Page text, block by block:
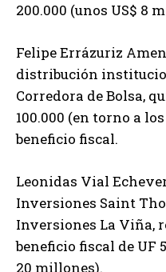
200.000 (unos US$ 8
Felipe Errázuriz
distribución
Corredora de Bolsa,
100.000 (en torno a
beneficio fiscal.
Leonidas Vial
Inversiones Saint
Inversiones La Viña,
beneficio fiscal de UF
20 millones).